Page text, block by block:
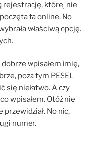
rejestrację, której nie
ta online. No
właściwą opcję.
wpisałem imię,
poza tym PESEL
się niełatwo. A czy
wpisałem. Otóż nie
No nic,
numer.